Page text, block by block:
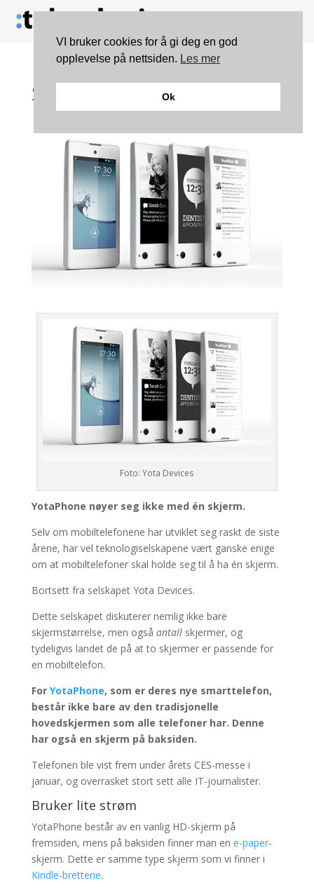
Slik har du aldri sett en
mobiltelefon før
Foto: Yota Devices
YotaPhone nøyer seg ikke med én skjerm.
Selv om mobiltelefonene har utviklet seg raskt de siste
årene, har vel teknologiselskapene vært ganske enige
om at mobiltelefoner skal holde seg til å ha én skjerm.
Bortsett fra selskapet Yota Devices.
Dette selskapet diskuterer nemlig ikke bare
skjermstørrelse, men også antall skjermer, og
tydeligvis landet de på at to skjermer er passende for
en mobiltelefon.
For YotaPhone, som er deres nye smarttelefon,
består ikke bare av den tradisjonelle
hovedskjermen som alle telefoner har. Denne
har også en skjerm på baksiden.
Telefonen ble vist frem under årets CES-messe i
januar, og overrasket stort sett alle IT-journalister.
Bruker lite strøm
YotaPhone består av en vanlig HD-skjerm på
fremsiden, mens på baksiden finner man en e-paper-
skjerm. Dette er samme type skjerm som vi finner i
Kindle-brettene.
VI bruker cookies for å gi deg en god
opplevelse på nettsiden. Les mer
Ok